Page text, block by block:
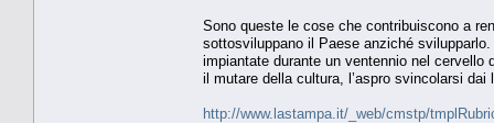
Sono queste le cose che contribuiscono a
sottosviluppano il Paese anziché
impiantate durante un ventennio nel cervello
il mutare della cultura, l’aspro svincolarsi
http://www.lastampa.it/_web/cmstp/